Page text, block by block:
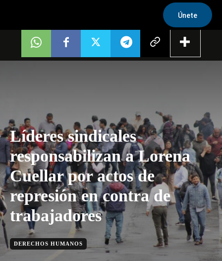
Únete
Líderes sindicales
responsabilizan a Lorena
Cuellar por actos de
represión en contra de
trabajadores
DERECHOS HUMANOS